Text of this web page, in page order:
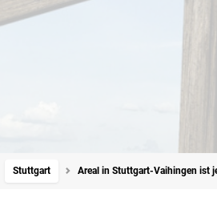
Stuttgart Areal in Stuttgart-Vaihingen ist